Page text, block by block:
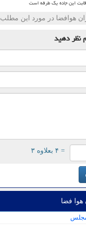
هوافضا در مورد این مطلب
نظر دهید
= ۴ بعلاوه ۳
هوا فضا
مجلس